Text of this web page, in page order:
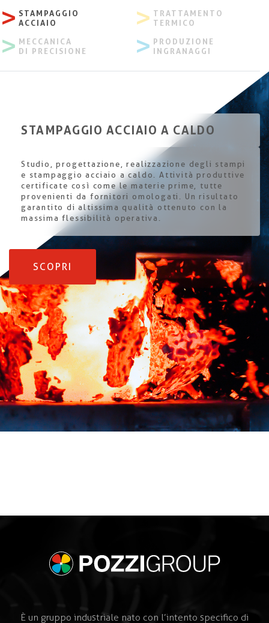
> STAMPAGGIO
ACCIAIO
> TRATTAMENTO
TERMICO
> MECCANICA
DI PRECISIONE
> PRODUZIONE
INGRANAGGI
STAMPAGGIO ACCIAIO A CALDO
Studio, progettazione, realizzazione degli stampi
e stampaggio acciaio a caldo. Attività produttive
certificate così come le materie prime, tutte
provenienti da fornitori omologati. Un risultato
garantito di altissima qualità ottenuto con la
massima flessibilità operativa.
SCOPRI
È un gruppo industriale nato con l’intento specifico di